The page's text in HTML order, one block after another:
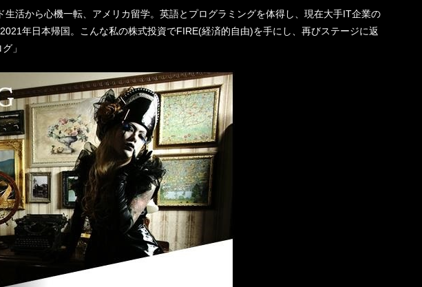
から心機一転、アメリカ留学。英語とプログラミングを体得し、現在大手IT企業の
年日本帰国。こんな私の株式投資でFIRE(経済的自由)を手にし、再びステージに返
」